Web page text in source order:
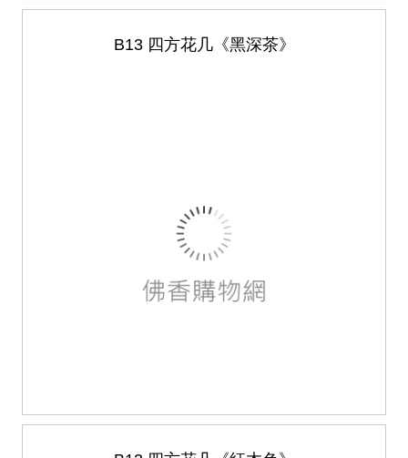
B13 四方花几《黑深茶》